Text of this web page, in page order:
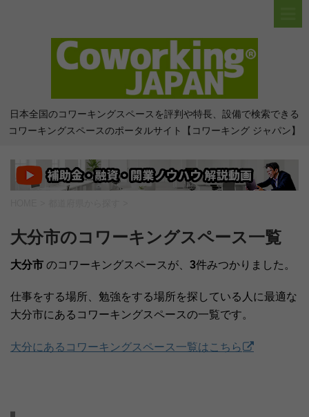
日本全国のコワーキングスペースを評判や特長、設備で検索できる
コワーキングスペースのポータルサイト【コワーキング ジャパン】
大分市のコワーキングスペース一覧
大分市 のコワーキングスペースが、 3件みつかりました。
仕事をする場所、勉強をする場所を探している人に最適な
大分市にあるコワーキングスペースの一覧です。
大分にあるコワーキングスペース一覧はこちら